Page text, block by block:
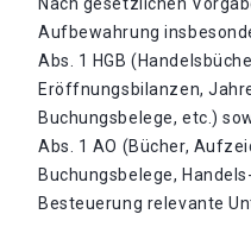
Aufbewahrung
Abs. 1 HGB
Eröffnungsbilanzen,
Buchungsbelege, etc.)
Abs. 1 AO (Bücher,
Buchungsbelege,
Besteuerung relevante